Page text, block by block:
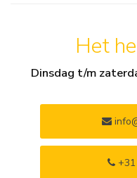
Het
Dinsdag t/m